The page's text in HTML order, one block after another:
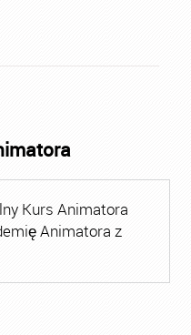
Kurs Animatora
Animatora z